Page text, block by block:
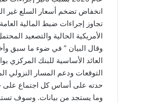
انخفاض تضخم أسعار السلع غير
تجاوز إجراءات ضبط المالية
الأمريكية الحالية والتصعيد
وقال البيان ” في ضوء ما سبق
التوقعات ودعم المسار النزولي
حدته على أساس كل اجتماع على
وما يستجد من بيانات. وسوف